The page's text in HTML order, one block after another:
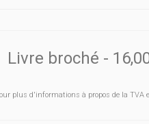
favorisant la réflexion
Cet ouvrage
– Annabelle Klein -
Livre broché -
plus d'informations à propos de la